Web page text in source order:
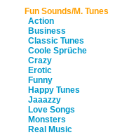
Fun Sounds/M. Tunes
Action
Business
Classic Tunes
Coole Sprüche
Crazy
Erotic
Funny
Happy Tunes
Jaaazzy
Love Songs
Monsters
Real Music